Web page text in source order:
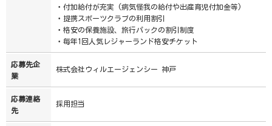
・付加給付が充実 (病気怪我の給付や出産育児付加金等)
・提携スポーツクラブの利用割引
・格安の保養施設、旅行パックの割引制度
・毎年1回人気レジャーランド格安チケット
応募先企
業
株式会社ウィルエージェンシー 神戸
応募連絡
先
採用担当